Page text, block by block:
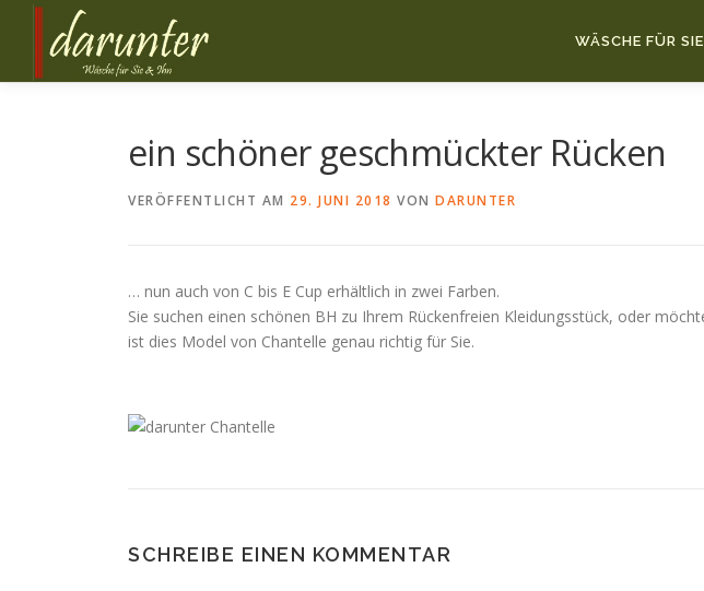
springen
WÄSCHE FÜR SIE
ein schöner geschmückter Rücken
VERÖFFENTLICHT AM 29. JUNI 2018 VON DARUNTER
… nun auch von C bis E Cup erhältlich in zwei Farben.
Sie suchen einen schönen BH zu Ihrem Rückenfreien Kleidungsstück, oder
ist dies Model von Chantelle genau richtig für Sie.
SCHREIBE EINEN KOMMENTAR